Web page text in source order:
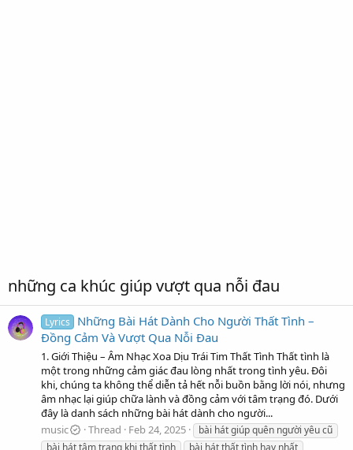
những ca khúc giúp vượt qua nỗi đau
Lyrics
Những Bài Hát Dành Cho Người Thất Tình –
Đồng Cảm Và Vượt Qua Nỗi Đau
1. Giới Thiệu – Âm Nhạc Xoa Dịu Trái Tim Thất Tình Thất tình là
một trong những cảm giác đau lòng nhất trong tình yêu. Đôi
khi, chúng ta không thể diễn tả hết nỗi buồn bằng lời nói, nhưng
âm nhạc lại giúp chữa lành và đồng cảm với tâm trạng đó. Dưới
đây là danh sách những bài hát dành cho người...
music
Thread Feb 24, 2025
bài hát giúp quên người yêu cũ
bài hát tâm trạng khi thất tình
bài hát thất tình hay nhất